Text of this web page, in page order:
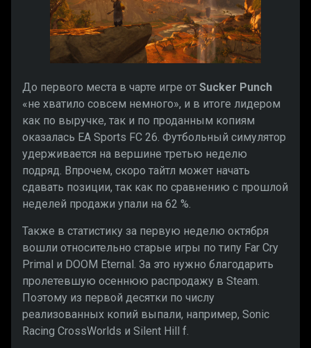
До первого места в чарте игре от Sucker Punch
«не хватило совсем немного», и в итоге лидером
как по выручке, так и по проданным копиям
оказалась EA Sports FC 26. Футбольный симулятор
удерживается на вершине третью неделю
подряд. Впрочем, скоро тайтл может начать
сдавать позиции, так как по сравнению с прошлой
неделей продажи упали на 62 %.
Также в статистику за первую неделю октября
вошли относительно старые игры по типу Far Cry
Primal и DOOM Eternal. За это нужно благодарить
пролетевшую осеннюю распродажу в Steam.
Поэтому из первой десятки по числу
реализованных копий выпали, например, Sonic
Racing CrossWorlds и Silent Hill f.